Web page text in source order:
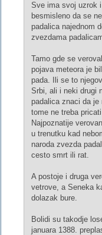
Sve ima svoj uzrok
besmisleno da se
padalica najednom
zvezdama
Tamo gde se
pojava meteora je
pada. Ili se to
Srbi, ali i neki drugi
padalica znaci da
tome ne treba
Najpoznatije
u trenutku kad
naroda zvezda
cesto smrt ili rat.
A postoje i druga
vetrove, a Seneka
dolazak bure.
Bolidi su takodje
januara 1388.